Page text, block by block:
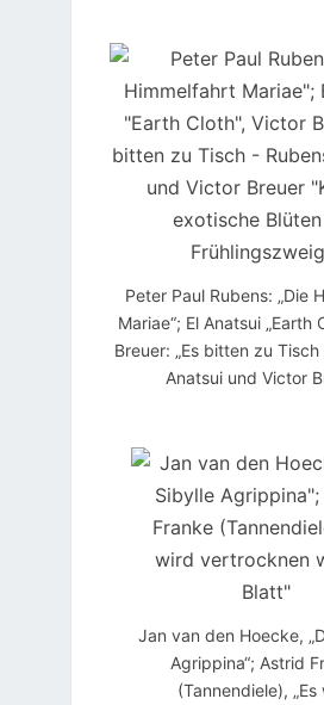
Peter Paul Rubens: „Die
Mariae“; El Anatsui „Earth
Breuer: „Es bitten zu Tisch
Anatsui und Victor
Jan van den Hoecke,
Agrippina“; Astrid
(Tannendiele), „Es